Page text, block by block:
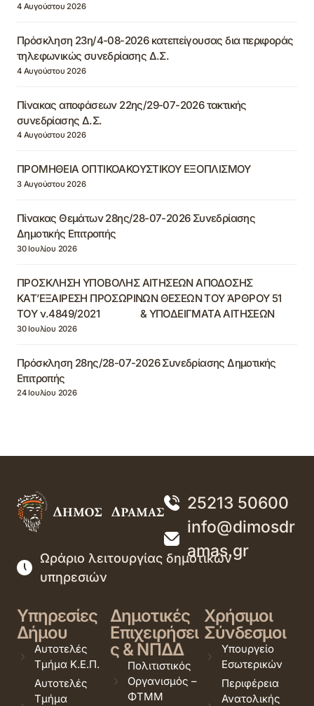
4 Αυγούστου 2026
Πρόσκληση 23η/4-08-2026 κατεπείγουσας δια περιφοράς
τηλεφωνικώς συνεδρίασης Δ.Σ.
4 Αυγούστου 2026
Πίνακας αποφάσεων 22ης/29-07-2026 τακτικής
συνεδρίασης Δ.Σ.
4 Αυγούστου 2026
ΠΡΟΜΗΘΕΙΑ ΟΠΤΙΚΟΑΚΟΥΣΤΙΚΟΥ ΕΞΟΠΛΙΣΜΟΥ
3 Αυγούστου 2026
Πίνακας Θεμάτων 28ης/28-07-2026 Συνεδρίασης
Δημοτικής Επιτροπής
30 Ιουλίου 2026
ΠΡΟΣΚΛΗΣΗ ΥΠΟΒΟΛΗΣ ΑΙΤΗΣΕΩΝ ΑΠΟΔΟΣΗΣ
ΚΑΤ’ΕΞΑΙΡΕΣΗ ΠΡΟΣΩΡΙΝΩΝ ΘΕΣΕΩΝ ΤΟΥ ΆΡΘΡΟΥ 51
ΤΟΥ ν.4849/2021 & ΥΠΟΔΕΙΓΜΑΤΑ ΑΙΤΗΣΕΩΝ
30 Ιουλίου 2026
Πρόσκληση 28ης/28-07-2026 Συνεδρίασης Δημοτικής
Επιτροπής
24 Ιουλίου 2026
25213 50600
info@dimosdr
amas.gr
Ωράριο λειτουργίας δημοτικών
υπηρεσιών
Υπηρεσίες
Δήμου
Αυτοτελές
Τμήμα Κ.Ε.Π.
Αυτοτελές
Τμήμα
Δημοτικές
Επιχειρήσει
ς & ΝΠΔΔ
Πολιτιστικός
Οργανισμός –
ΦΤΜΜ
Χρήσιμοι
Σύνδεσμοι
Υπουργείο
Εσωτερικών
Περιφέρεια
Ανατολικής